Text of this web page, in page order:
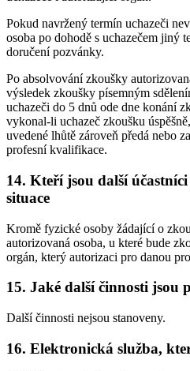
Pokud navržený termín uchazeči
osoba po dohodě s uchazečem jiný
doručení pozvánky.
Po absolvování zkoušky
výsledek zkoušky písemným
uchazeči do 5 dnů ode dne konání
vykonal-li uchazeč zkoušku
uvedené lhůtě zároveň předá nebo
profesní kvalifikace.
14. Kteří jsou další
situace
Kromě fyzické osoby žádající o
autorizovaná osoba, u které bude
orgán, který autorizaci pro danou
15. Jaké další činnosti jsou
Další činnosti nejsou stanoveny.
16. Elektronická služba,